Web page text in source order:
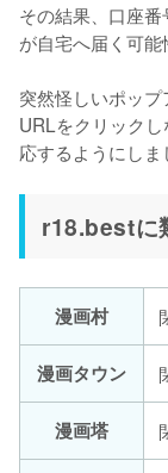
その結果、 口座
が自宅へ届く可能
突然怪しいポッ
URLをクリック
応するようにしま
r18.bestに
漫画村
漫画タウン
漫画塔